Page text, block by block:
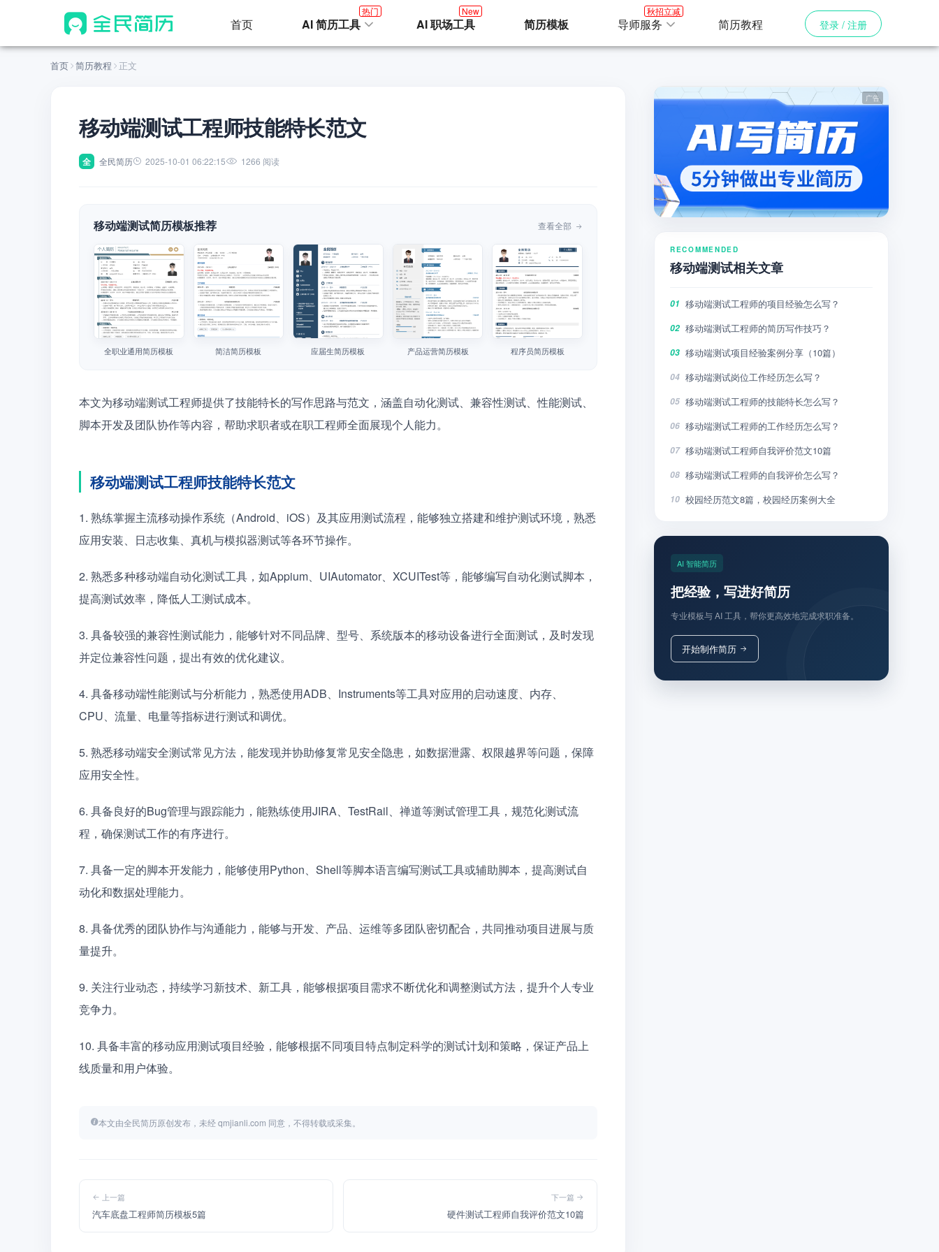
首页 AI 简历工具
热门
AI 职场工具
New
简历模板 导师服务
秋招立减
简历教程 登录 / 注册
首页 简历教程 正文
移动端测试工程师技能特长范文
全 全民简历 2025-10-01 06:22:15 1266 阅读
移动端测试简历模板推荐 查看全部
全职业通用简历模板 简洁简历模板 应届生简历模板 产品运营简历模板 程序员简历模板
本文为移动端测试工程师提供了技能特长的写作思路与范文，涵盖自动化测试、兼容性测试、性能测试、
脚本开发及团队协作等内容，帮助求职者或在职工程师全面展现个人能力。
移动端测试工程师技能特长范文
1. 熟练掌握主流移动操作系统（Android、iOS）及其应用测试流程，能够独立搭建和维护测试环境，熟悉
应用安装、日志收集、真机与模拟器测试等各环节操作。
2. 熟悉多种移动端自动化测试工具，如Appium、UIAutomator、XCUITest等，能够编写自动化测试脚本，
提高测试效率，降低人工测试成本。
3. 具备较强的兼容性测试能力，能够针对不同品牌、型号、系统版本的移动设备进行全面测试，及时发现
并定位兼容性问题，提出有效的优化建议。
4. 具备移动端性能测试与分析能力，熟悉使用ADB、Instruments等工具对应用的启动速度、内存、
CPU、流量、电量等指标进行测试和调优。
5. 熟悉移动端安全测试常见方法，能发现并协助修复常见安全隐患，如数据泄露、权限越界等问题，保障
应用安全性。
6. 具备良好的Bug管理与跟踪能力，能熟练使用JIRA、TestRail、禅道等测试管理工具，规范化测试流
程，确保测试工作的有序进行。
7. 具备一定的脚本开发能力，能够使用Python、Shell等脚本语言编写测试工具或辅助脚本，提高测试自
动化和数据处理能力。
8. 具备优秀的团队协作与沟通能力，能够与开发、产品、运维等多团队密切配合，共同推动项目进展与质
量提升。
9. 关注行业动态，持续学习新技术、新工具，能够根据项目需求不断优化和调整测试方法，提升个人专业
竞争力。
10. 具备丰富的移动应用测试项目经验，能够根据不同项目特点制定科学的测试计划和策略，保证产品上
线质量和用户体验。
本文由全民简历原创发布，未经 qmjianli.com 同意，不得转载或采集。
上一篇
汽车底盘工程师简历模板5篇
下一篇
硬件测试工程师自我评价范文10篇
RECOMMENDED
移动端测试相关文章
01 移动端测试工程师的项目经验怎么写？
02 移动端测试工程师的简历写作技巧？
03 移动端测试项目经验案例分享（10篇）
04 移动端测试岗位工作经历怎么写？
05 移动端测试工程师的技能特长怎么写？
06 移动端测试工程师的工作经历怎么写？
07 移动端测试工程师自我评价范文10篇
08 移动端测试工程师的自我评价怎么写？
10 校园经历范文8篇，校园经历案例大全
AI 智能简历
把经验，写进好简历
专业模板与 AI 工具，帮你更高效地完成求职准备。
开始制作简历